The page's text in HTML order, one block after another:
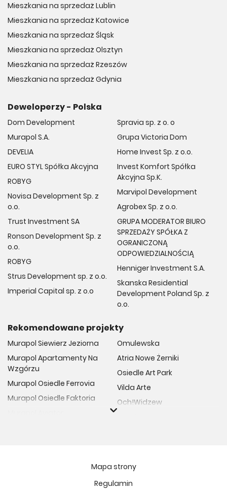
Mieszkania na sprzedaż Lublin
Mieszkania na sprzedaż Katowice
Mieszkania na sprzedaż Śląsk
Mieszkania na sprzedaż Olsztyn
Mieszkania na sprzedaż Rzeszów
Mieszkania na sprzedaż Gdynia
Deweloperzy - Polska
Dom Development
Murapol S.A.
DEVELIA
EURO STYL Spółka Akcyjna
ROBYG
Novisa Development Sp. z
o.o.
Trust Investment SA
Ronson Development Sp. z
o.o.
ROBYG
Strus Development sp. z o.o.
Imperial Capital sp. z o.o
Spravia sp. z o. o
Grupa Victoria Dom
Home Invest Sp. z o.o.
Invest Komfort Spółka
Akcyjna Sp.K.
Marvipol Development
Agrobex Sp. z o.o.
GRUPA MODERATOR BIURO
SPRZEDAŻY SPÓŁKA Z
OGRANICZONĄ
ODPOWIEDZIALNOŚCIĄ
Henniger Investment S.A.
Skanska Residential
Development Poland Sp. z
o.o.
Rekomendowane projekty
Murapol Siewierz Jeziorna
Murapol Apartamenty Na
Wzgórzu
Murapol Osiedle Ferrovia
Murapol Osiedle Faktoria
Murapol Osiedle Szafirove
Omulewska
Atria Nowe Żerniki
Osiedle Art Park
Vilda Arte
Och!Widzew
Mapa strony
Regulamin